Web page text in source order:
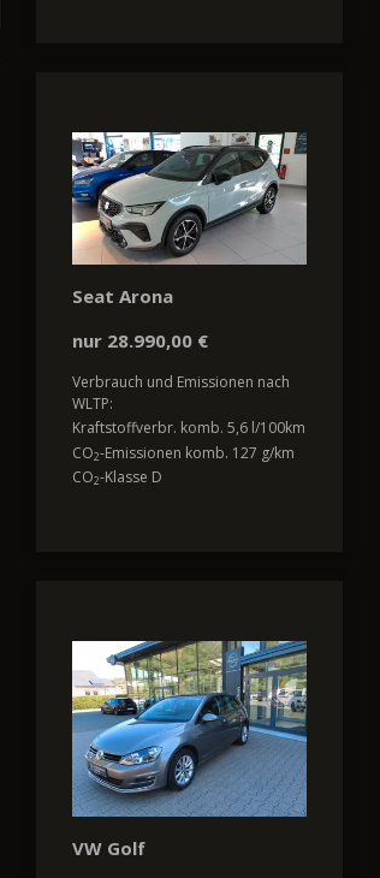
Seat Arona
nur 28.990,00 €
Verbrauch und Emissionen nach
WLTP:
Kraftstoffverbr. komb. 5,6 l/100km
CO2-Emissionen komb. 127 g/km
CO2-Klasse D
VW Golf